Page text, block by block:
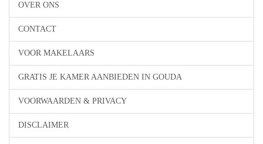
OVER ONS
CONTACT
VOOR MAKELAARS
GRATIS JE KAMER AANBIEDEN IN GOUDA
VOORWAARDEN & PRIVACY
DISCLAIMER